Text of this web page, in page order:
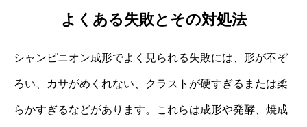
よくある失敗とその対処法
シャンピニオン成形でよく見られる失敗には、形が不ぞ
ろい、カサがめくれない、クラストが硬すぎるまたは柔
らかすぎるなどがあります。これらは成形や発酵、焼成